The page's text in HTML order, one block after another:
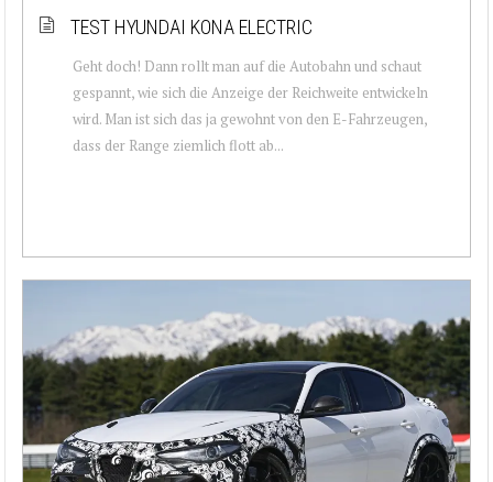
TEST HYUNDAI KONA ELECTRIC
Geht doch! Dann rollt man auf die Autobahn und schaut
gespannt, wie sich die Anzeige der Reichweite entwickeln
wird. Man ist sich das ja gewohnt von den E-Fahrzeugen,
dass der Range ziemlich flott ab...